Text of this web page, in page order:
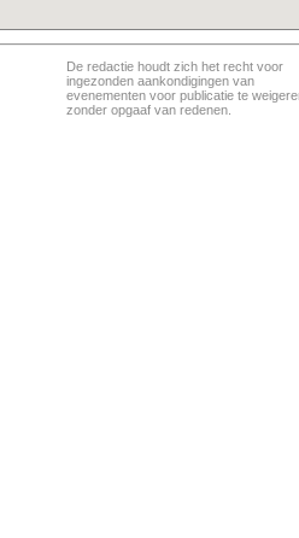
De redactie houdt zich het recht voor
ingezonden aankondigingen van
evenementen voor publicatie te
zonder opgaaf van redenen.